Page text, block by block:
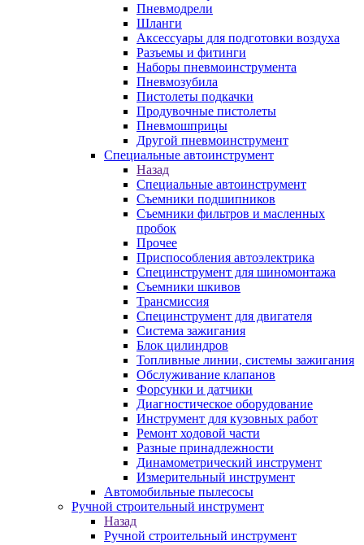
Пневмодрели
Шланги
Аксессуары для подготовки воздуха
Разъемы и фитинги
Наборы пневмоинструмента
Пневмозубила
Пистолеты подкачки
Продувочные пистолеты
Пневмошприцы
Другой пневмоинструмент
Специальные автоинструмент
Назад
Специальные автоинструмент
Съемники подшипников
Съемники фильтров и масленных
пробок
Прочее
Приспособления автоэлектрика
Специнструмент для шиномонтажа
Съемники шкивов
Трансмиссия
Специнструмент для двигателя
Система зажигания
Блок цилиндров
Топливные линии, системы зажигания
Обслуживание клапанов
Форсунки и датчики
Диагностическое оборудование
Инструмент для кузовных работ
Ремонт ходовой части
Разные принадлежности
Динамометрический инструмент
Измерительный инструмент
Автомобильные пылесосы
Ручной строительный инструмент
Назад
Ручной строительный инструмент